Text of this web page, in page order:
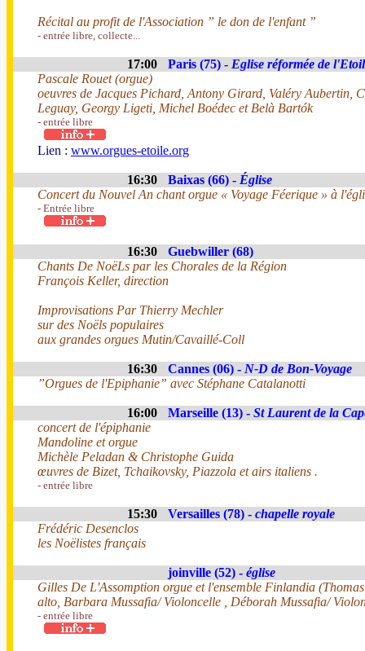
Récital au profit de l'Association ” le don de l'enfant ”
- entrée libre, collecte...
17:00 Paris (75) - Eglise réformée de
Pascale Rouet (orgue)
oeuvres de Jacques Pichard, Antony Girard, Valéry Aubertin,
Leguay, Georgy Ligeti, Michel Boédec et Belà Bartók
- entrée libre
Lien : www.orgues-etoile.org
16:30 Baixas (66) - Église
Concert du Nouvel An chant orgue « Voyage Féerique » à
- Entrée libre
16:30
Guebwiller (68)
Chants De NoëLs par les Chorales de la Région
François Keller, direction
Improvisations Par Thierry Mechler
sur des Noëls populaires
aux grandes orgues Mutin/Cavaillé-Coll
16:30 Cannes (06) - N-D de Bon-Voyage
”Orgues de l'Epiphanie” avec Stéphane Catalanotti
16:00 Marseille (13) - St Laurent de la
concert de l'épiphanie
Mandoline et orgue
Michèle Peladan & Christophe Guida
œuvres de Bizet, Tchaikovsky, Piazzola et airs italiens .
- entrée libre
15:30 Versailles (78) - chapelle royale
Frédéric Desenclos
les Noëlistes français
joinville (52) - église
Gilles De L'Assomption orgue et l'ensemble Finlandia
alto, Barbara Mussafia/ Violoncelle , Déborah Mussafia/
- entrée libre